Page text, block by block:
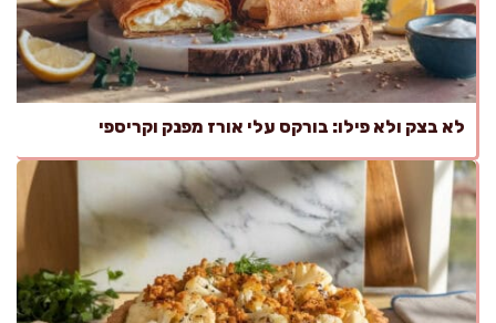
לא בצק ולא פילו: בורקס עלי אורז מפנק וקריספי